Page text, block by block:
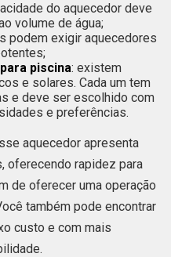
do aquecedor deve
volume de água;
podem exigir aquecedores
piscina: existem
e solares. Cada um tem
e deve ser escolhido com
e preferências.
aquecedor apresenta
oferecendo rapidez para
de oferecer uma operação
também pode encontrar
custo e com mais